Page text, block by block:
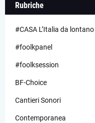
Rubriche
#CASA L’Italia da lontano
#foolkpanel
#foolksession
BF-Choice
Cantieri Sonori
Contemporanea